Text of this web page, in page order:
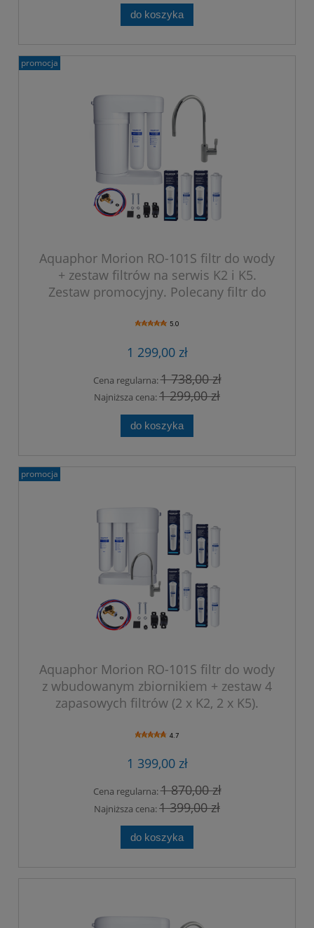
do koszyka
Aquaphor Morion RO-101S filtr do wody
+ zestaw filtrów na serwis K2 i K5.
Zestaw promocyjny. Polecany filtr do
5.0
1 299,00 zł
Cena regularna:1 738,00 zł
Najniższa cena:1 299,00 zł
do koszyka
promocja
Aquaphor Morion RO-101S filtr do wody
z wbudowanym zbiornikiem + zestaw 4
zapasowych filtrów (2 x K2, 2 x K5).
4.7
1 399,00 zł
Cena regularna:1 870,00 zł
Najniższa cena:1 399,00 zł
do koszyka
promocja